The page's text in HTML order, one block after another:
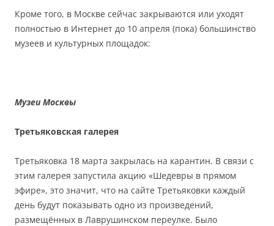
Кроме того, в Москве сейчас закрываются или уходят
полностью в Интернет до 10 апреля (пока) большинство
музеев и культурных площадок:
Музеи Москвы
Третьяковская галерея
Третьяковка 18 марта закрылась на карантин. В связи с
этим галерея запустила акцию «Шедевры в прямом
эфире», это значит, что на сайте Третьяковки каждый
день будут показывать одно из произведений,
размещённых в Лаврушинском переулке. Было